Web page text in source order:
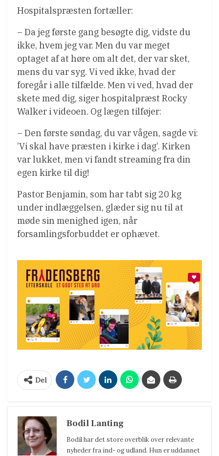
Hospitalspræsten fortæller:
– Da jeg første gang besøgte dig, vidste du
ikke, hvem jeg var. Men du var meget
optaget af at høre om alt det, der var sket,
mens du var syg. Vi ved ikke, hvad der
foregår i alle tilfælde. Men vi ved, hvad der
skete med dig, siger hospitalpræst Rocky
Walker i videoen. Og lægen tilføjer:
– Den første søndag, du var vågen, sagde vi:
’Vi skal have præsten i kirke i dag’. Kirken
var lukket, men vi fandt streaming fra din
egen kirke til dig!
Pastor Benjamin, som har tabt sig 20 kg
under indlæggelsen, glæder sig nu til at
møde sin menighed igen, når
forsamlingsforbuddet er ophævet.
Del
Bodil Lanting
Bodil har det store overblik over relevante
nyheder fra ind- og udland. Hun er uddannet